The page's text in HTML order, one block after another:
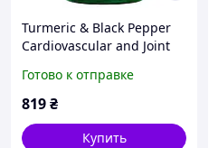
Turmeric & Black Pepper
Cardiovascular and Joint
Готово к отправке
819₴
Купить